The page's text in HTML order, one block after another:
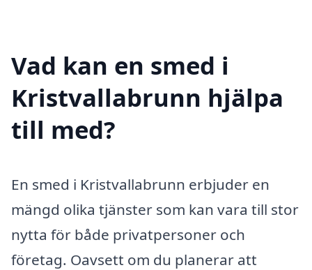
Vad kan en smed i
Kristvallabrunn hjälpa
till med?
En smed i Kristvallabrunn erbjuder en
mängd olika tjänster som kan vara till stor
nytta för både privatpersoner och
företag. Oavsett om du planerar att